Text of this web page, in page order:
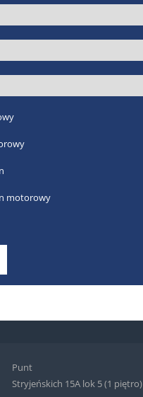
Punt
Stryjeńskich 15A lok 5 (1 piętro)